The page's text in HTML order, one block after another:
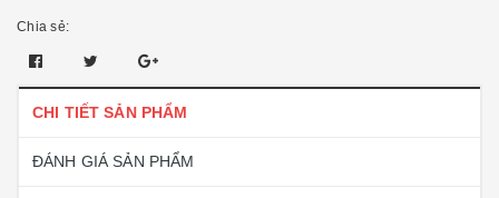
Chia sẻ:
CHI TIẾT SẢN PHẨM
ĐÁNH GIÁ SẢN PHẨM